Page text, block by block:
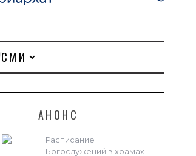
СМИ
АНОНС
Расписание
Богослужений в храмах